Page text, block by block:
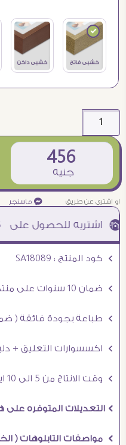
456
جنيه
او اشترى عن طريق ¥ ماسنجر
1046
Ö كود المنتج : SA18089
Ö ضمان 10 سنوات على منتجاتنا
Ö طباعة بجودة فائقة ( ضمان على الالوان )
Ö اكسسوارات التعليق + دليل تعليق مصور
Ö وقت الانتاج من 5 الى 10 ايام
Ö التعديلات المتوفره على هذا التابلوه
Ö مواصفات التابلوهات ( الخامات و الصناعة )